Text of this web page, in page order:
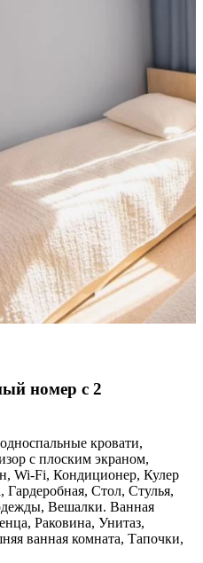
номер с 2
кровати,
с плоским экраном,
Wi-Fi, Кондиционер, Кулер
Стол, Стулья,
Вешалки. Ванная
Раковина, Унитаз,
ванная комната, Тапочки,